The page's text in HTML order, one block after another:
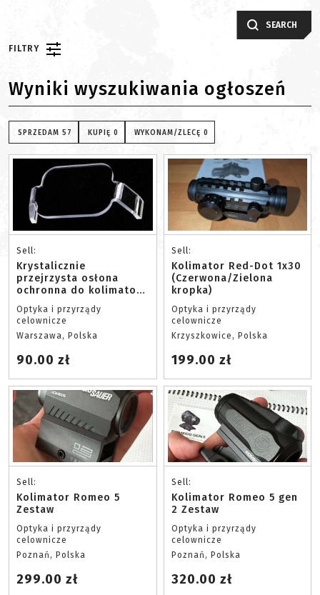
SEARCH
FILTRY
Wyniki wyszukiwania ogłoszeń
SPRZEDAM 57 KUPIĘ 0 WYKONAM/ZLECĘ 0
Sell:
Krystalicznie
przejrzysta osłona
ochronna do kolimatora
Eotech - Guns Modify
Optyka i przyrządy
celownicze
Warszawa, Polska
90.00 zł
Sell:
Kolimator Red-Dot 1x30
(Czerwona/Zielona
kropka)
Optyka i przyrządy
celownicze
Krzyszkowice, Polska
199.00 zł
Sell:
Kolimator Romeo 5
Zestaw
Optyka i przyrządy
celownicze
Poznań, Polska
299.00 zł
Sell:
Kolimator Romeo 5 gen
2 Zestaw
Optyka i przyrządy
celownicze
Poznań, Polska
320.00 zł